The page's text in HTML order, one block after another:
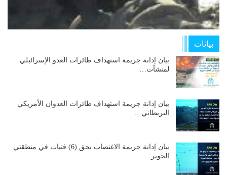
بيانات
بيان إدانة جريمة استهداف طائرات العدو الإسرائيلي
لمنشآت…
بيان إدانة جريمة استهداف طائرات العدوان الأمريكي
البريطاني…
بيان إدانة جريمة الاغتصاب بحق (6) فتيات في منطقتي
الجوير…